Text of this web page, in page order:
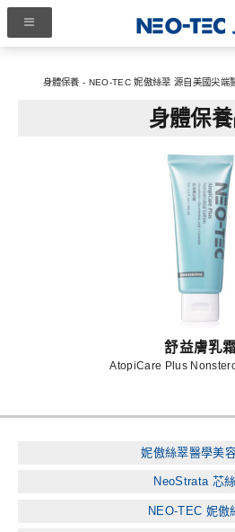
身體保養 - NEO-TEC 妮傲絲翠 源自美國尖端
身體保
舒益膚乳霜
AtopiCare Plus
妮傲絲翠醫學美
NeoStrata 芯
NEO-TEC 妮傲